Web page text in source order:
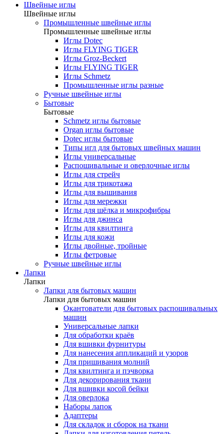
Швейные иглы
Швейные иглы
Промышленные швейные иглы
Промышленные швейные иглы
Иглы Dotec
Иглы FLYING TIGER
Иглы Groz-Beckert
Иглы FLYING TIGER
Иглы Schmetz
Промышленные иглы разные
Ручные швейные иглы
Бытовые
Бытовые
Schmetz иглы бытовые
Organ иглы бытовые
Dotec иглы бытовые
Типы игл для бытовых швейных машин
Иглы универсальные
Распошивальные и оверлочные иглы
Иглы для стрейч
Иглы для трикотажа
Иглы для вышивания
Иглы для мережки
Иглы для шёлка и микрофибры
Иглы для джинса
Иглы для квилтинга
Иглы для кожи
Иглы двойные, тройные
Иглы фетровые
Ручные швейные иглы
Лапки
Лапки
Лапки для бытовых машин
Лапки для бытовых машин
Окантователи для бытовых распошивальных
машин
Универсальные лапки
Для обработки краёв
Для вшивки фурнитуры
Для нанесения аппликаций и узоров
Для пришивания молний
Для квилтинга и пэчворка
Для декорирования ткани
Для вшивки косой бейки
Для оверлока
Наборы лапок
Адаптеры
Для складок и сборок на ткани